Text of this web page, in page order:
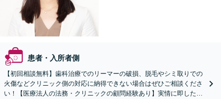
患者・入所者側
【初回相談無料】歯科治療でのリーマーの破損、脱毛やシミ取りでの
火傷などクリニック側の対応に納得できない場合はぜひご相談くださ
い！【医療法人の法務・クリニックの顧問経験あり】実情に即したア